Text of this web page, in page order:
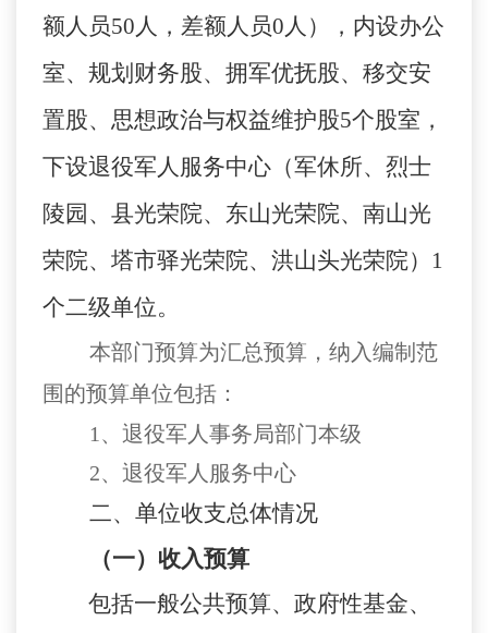
额人员50人，差额人员0人），内设办公
室、规划财务股、拥军优抚股、移交安
置股、思想政治与权益维护股5个股室，
下设退役军人服务中心（军休所、烈士
陵园、县光荣院、东山光荣院、南山光
荣院、塔市驿光荣院、洪山头光荣院） 1
个二级单位。
本部门预算为汇总预算，纳入编制范
围的预算单位包括：
1、退役军人事务局部门本级
2、退役军人服务中心
二、单位收支总体情况
（一）收入预算
包括一般公共预算、政府性基金、